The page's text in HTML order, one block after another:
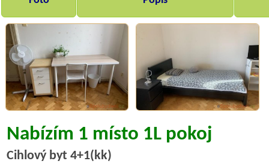
Nabízím 1 místo 1L pokoj
Cihlový byt 4+1(kk)